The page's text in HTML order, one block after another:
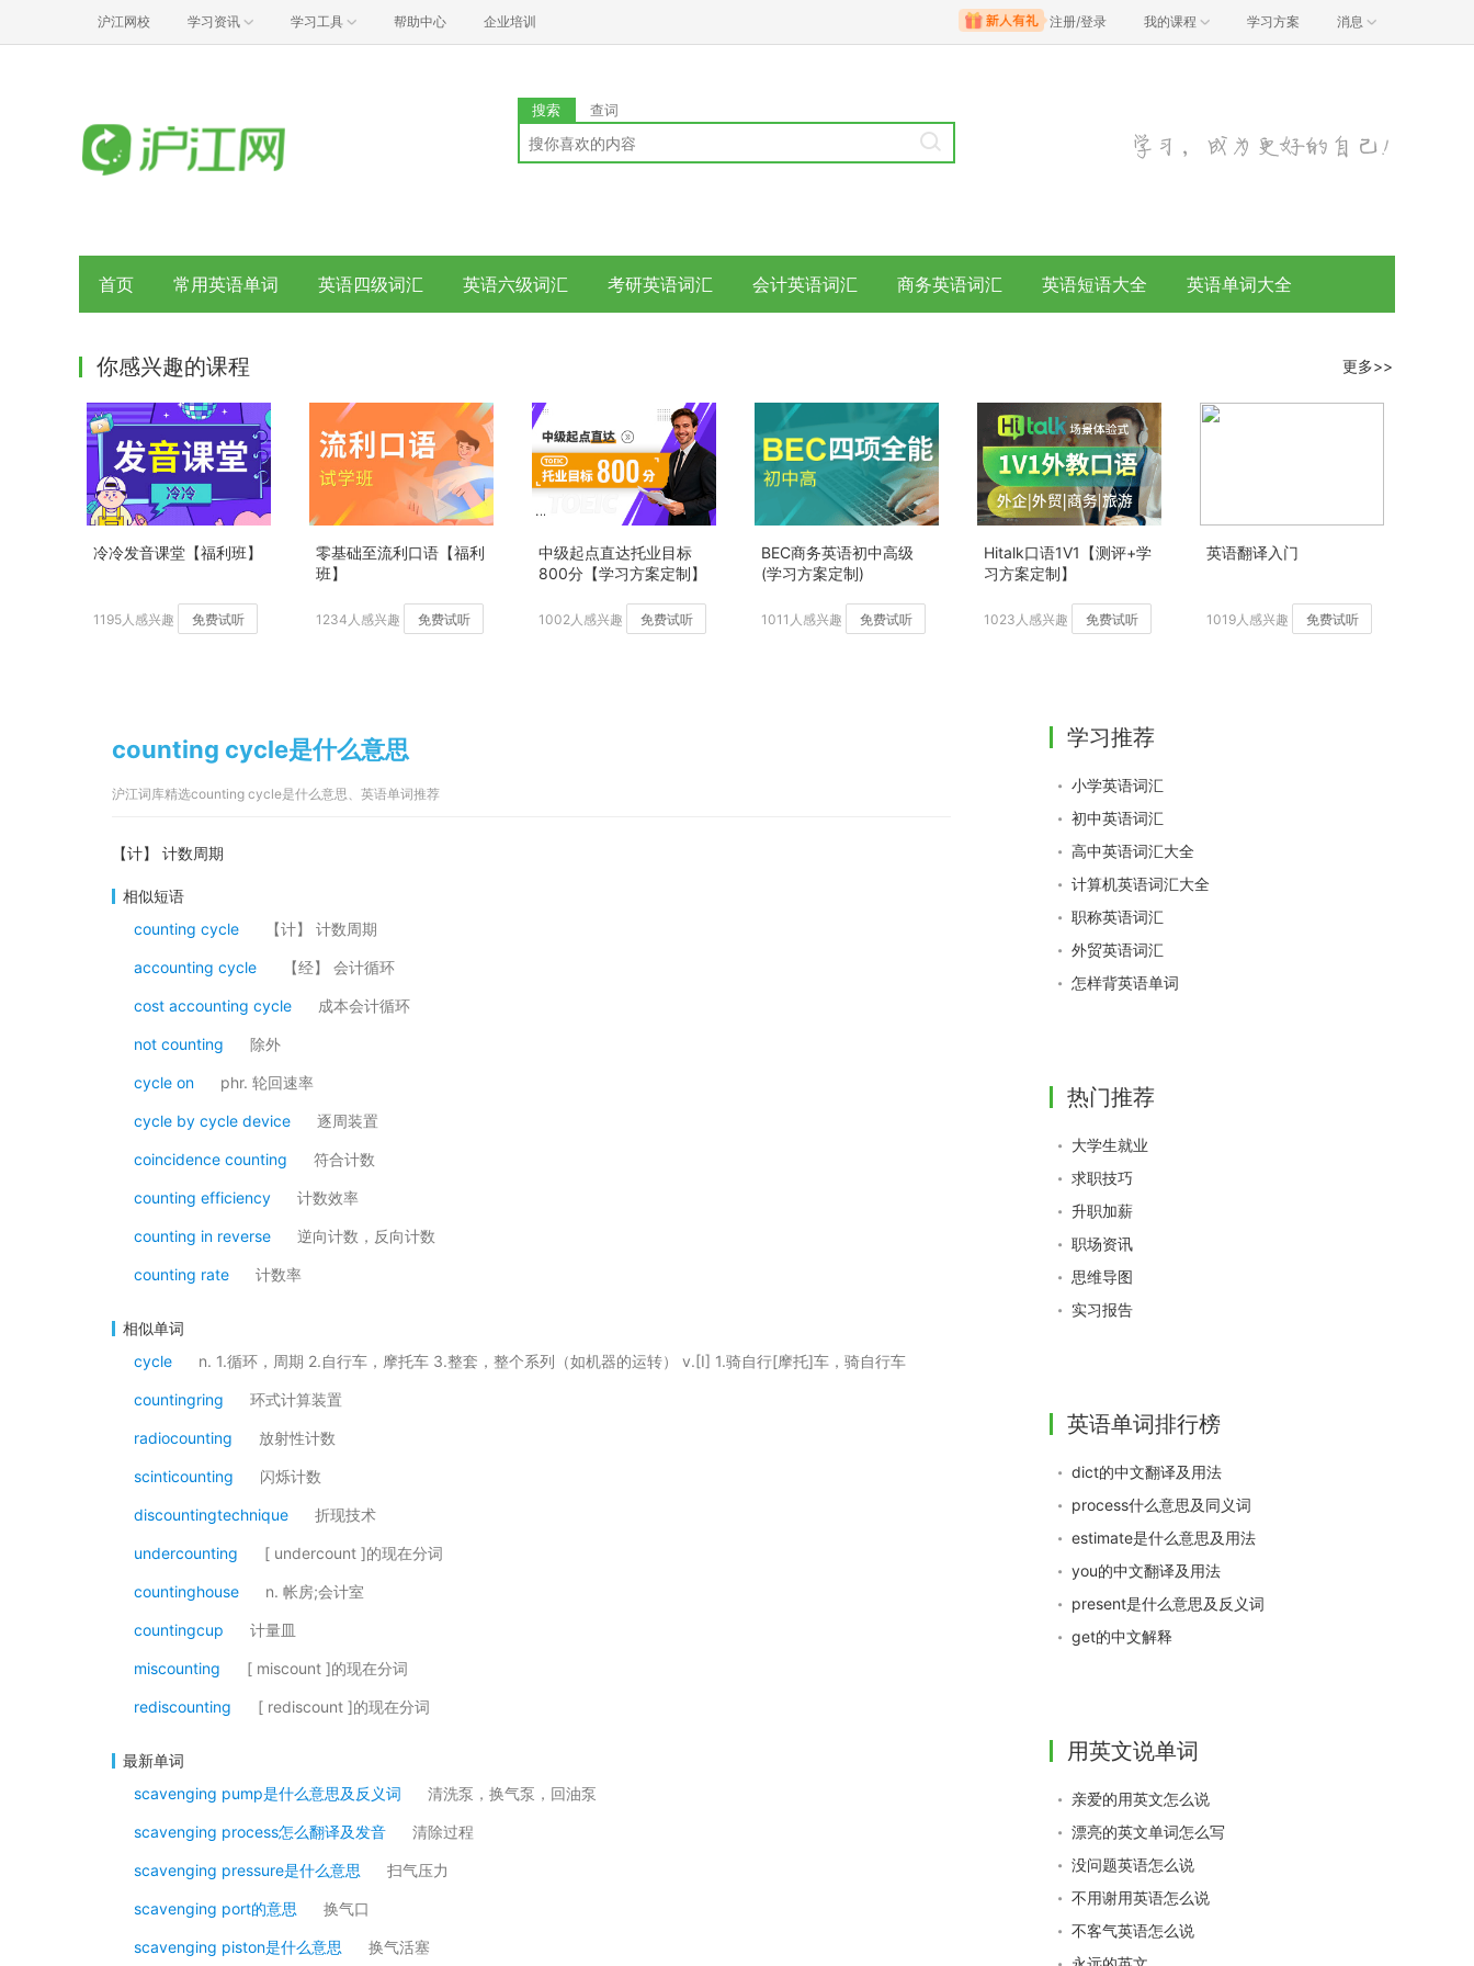
沪江网校 学习资讯 学习工具 帮助中心 企业培训 注册/登录 我的课程 学习方案 消息
搜索 查词
首页 常用英语单词 英语四级词汇 英语六级词汇 考研英语词汇 会计英语词汇 商务英语词汇 英语短语大全 英语单词大全
你感兴趣的课程 更多>>
冷冷发音课堂【福利班】
1195人感兴趣 免费试听
零基础至流利口语【福利
班】
1234人感兴趣 免费试听
中级起点直达托业目标
800分【学习方案定制】
1002人感兴趣 免费试听
BEC商务英语初中高级
(学习方案定制)
1011人感兴趣 免费试听
Hitalk口语1V1【测评+学
习方案定制】
1023人感兴趣 免费试听
英语翻译入门
1019人感兴趣 免费试听
counting cycle是什么意思
沪江词库精选counting cycle是什么意思、英语单词推荐
【计】 计数周期
相似短语
counting cycle
【计】 计数周期
accounting cycle 【经】 会计循环
cost accounting cycle 成本会计循环
not counting 除外
cycle on phr. 轮回速率
cycle by cycle device 逐周装置
coincidence counting 符合计数
counting efficiency 计数效率
counting in reverse 逆向计数，反向计数
counting rate 计数率
相似单词
cycle
n. 1.循环，周期 2.自行车，摩托车 3.整套，整个系列（如机器的运转） v.[I] 1.骑自行[摩托]车，骑自行车
countingring 环式计算装置
radiocounting 放射性计数
scinticounting 闪烁计数
discountingtechnique 折现技术
undercounting [ undercount ]的现在分词
countinghouse n. 帐房;会计室
countingcup 计量皿
miscounting [ miscount ]的现在分词
rediscounting [ rediscount ]的现在分词
最新单词
scavenging pump是什么意思及反义词
清洗泵，换气泵，回油泵
scavenging process怎么翻译及发音 清除过程
scavenging pressure是什么意思 扫气压力
scavenging port的意思 换气口
scavenging piston是什么意思 换气活塞
学习推荐
小学英语词汇
初中英语词汇
高中英语词汇大全
计算机英语词汇大全
职称英语词汇
外贸英语词汇
怎样背英语单词
热门推荐
大学生就业
求职技巧
升职加薪
职场资讯
思维导图
实习报告
英语单词排行榜
dict的中文翻译及用法
process什么意思及同义词
estimate是什么意思及用法
you的中文翻译及用法
present是什么意思及反义词
get的中文解释
用英文说单词
亲爱的用英文怎么说
漂亮的英文单词怎么写
没问题英语怎么说
不用谢用英语怎么说
不客气英语怎么说